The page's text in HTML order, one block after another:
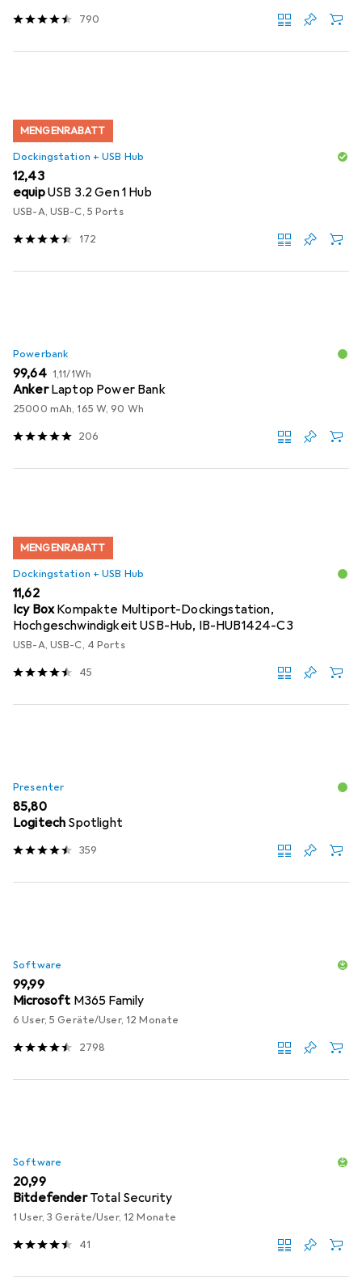
790
MENGENRABATT
Dockingstation + USB Hub
EUR
12,43
equipUSB 3.2 Gen 1 Hub
USB-A, USB-C, 5 Ports
172
Powerbank
EUR
99,64 EUR
1,11/1Wh
Anker Laptop Power Bank
25000 mAh, 165 W, 90 Wh
206
MENGENRABATT
Dockingstation + USB Hub
EUR
11,62
Icy BoxKompakte Multiport-Dockingstation,
Hochgeschwindigkeit USB-Hub, IB-HUB1424-C3
USB-A, USB-C, 4 Ports
45
Presenter
EUR
85,80
Logitech Spotlight
359
Software
EUR
99,99
Microsoft M365 Family
6 User, 5 Geräte/User, 12 Monate
2798
Software
EUR
20,99
Bitdefender Total Security
1 User, 3 Geräte/User, 12 Monate
41